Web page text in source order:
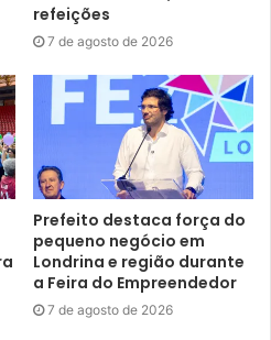
na restauração da rua do
estejam com asfalto
sinalização viária em um
Toda a execução
pela empresa LB Asfaltos,
de massa asfáltica. E a
e Urbanização (CMTU)
as ruas, posteriormente. Por
de Obras e Pavimentação
as etapas nos locais.
refeições
7 de agosto de 2026
Prefeito destaca força do
pequeno negócio em
Londrina e região durante
a Feira do Empreendedor
7 de agosto de 2026